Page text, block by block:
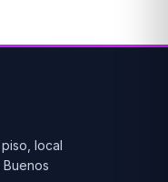
local